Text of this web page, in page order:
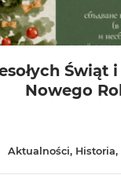
Świąt
Nowego
Aktualności, Historia,